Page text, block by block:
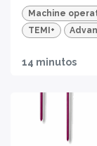
Machine
TEMI+
14 minutos